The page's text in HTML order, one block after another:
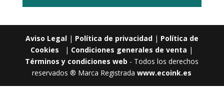
Aviso Legal| Política de privacidad| Política de
Cookies | Condiciones generales de venta |
Términos y condiciones web - Todos los derechos
reservados ® Marca Registradawww.ecoink.es